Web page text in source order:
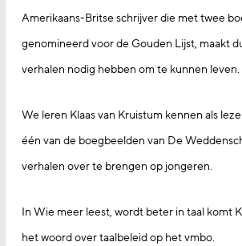
Amerikaans-Britse schrijver die met twee
genomineerd voor de Gouden Lijst, maakt
verhalen nodig hebben om te kunnen leven.
We leren Klaas van Kruistum kennen als
één van de boegbeelden van De
verhalen over te brengen op jongeren.
In Wie meer leest, wordt beter in taal komt
het woord over taalbeleid op het vmbo.